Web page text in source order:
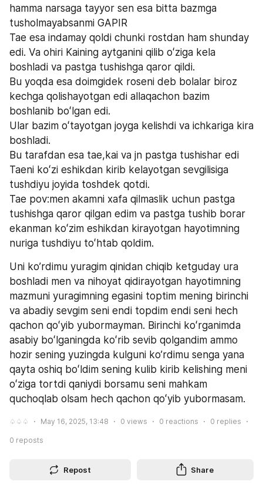
hamma narsaga tayyor sen esa bitta bazmga
tusholmayabsanmi GAPIR
Tae esa indamay qoldi chunki rostdan ham shunday
edi. Va ohiri Kaining aytganini qilib oʻziga kela
boshladi va pastga tushishga qaror qildi.
Bu yoqda esa doimgidek roseni deb bolalar biroz
kechga qolishayotgan edi allaqachon bazim
boshlanib boʻlgan edi.
Ular bazim oʻtayotgan joyga kelishdi va ichkariga kira
boshladi.
Bu tarafdan esa tae,kai va jn pastga tushishar edi
Taeni koʻzi eshikdan kirib kelayotgan sevgilisiga
tushdiyu joyida toshdek qotdi.
Tae pov:men akamni xafa qilmaslik uchun pastga
tushishga qaror qilgan edim va pastga tushib borar
ekanman koʻzim eshikdan kirayotgan hayotimning
nuriga tushdiyu toʻhtab qoldim.
Uni koʼrdimu yuragim qinidan chiqib ketguday ura
boshladi men va nihoyat qidirayotgan hayotimning
mazmuni yuragimning egasini toptim mening birinchi
va abadiy sevgim seni endi topdim endi seni hech
qachon qoʻyib yubormayman. Birinchi koʻrganimda
asabiy boʻlganingda koʻrib sevib qolgandim ammo
hozir sening yuzingda kulguni koʼrdimu senga yana
qayta oshiq boʻldim sening kulib kirib kelishing meni
oʻziga tortdi qaniydi borsamu seni mahkam
quchoqlab olsam hech qachon qoʻyib yubormasam.
♤♤♤ May 16, 2025, 13:48 0 views 0 reactions 0 replies
0 reposts
Repost Share